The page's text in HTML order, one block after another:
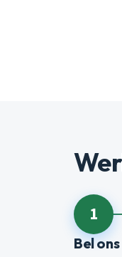
1
Bel ons